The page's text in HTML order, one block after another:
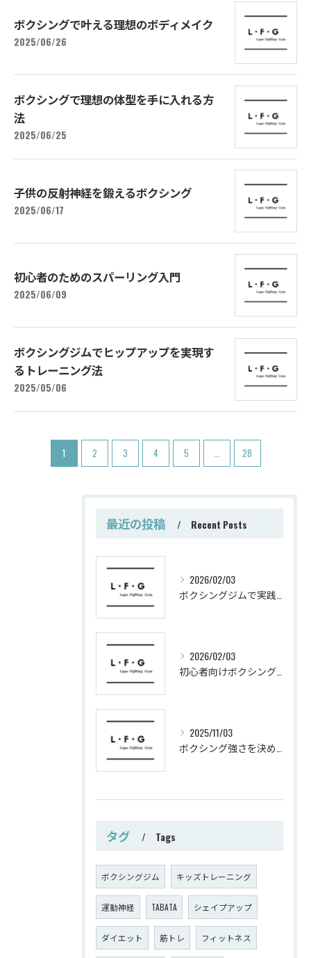
ボクシングで叶える理想のボディメイク
2025/06/26
ボクシングで理想の体型を手に入れる方
法
2025/06/25
子供の反射神経を鍛えるボクシング
2025/06/17
初心者のためのスパーリング入門
2025/06/09
ボクシングジムでヒップアップを実現す
るトレーニング法
2025/05/06
1 2 3 4 5 ... 28
最近の投稿 Recent Posts
2026/02/03
2026/02/03
2025/11/03
タグ Tags
ボクシングジム キッズトレーニング
運動神経 TABATA シェイプアップ
ダイエット 筋トレ フィットネス